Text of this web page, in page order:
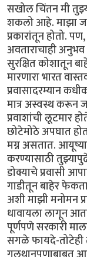
सखोल चिंतन मी
शकलो आहे. माझा
प्रकारांतून होतो.
अवताराचाही अनुभव
सुरक्षित कोशातून
मारणारा भारत
प्रवासादरम्यान
मात्र अस्वस्थ करून
प्रवाशांची लूटमार
छोटेमोठे अपघात
मग्न असतात.
करण्यासाठी
डोक्याचे प्रवासी
गाडीतून बाहेर
अशी माझी मनोमन
धावायला लागून
पूर्णपणे सरकारी
सगळे फायदे-तोटेही